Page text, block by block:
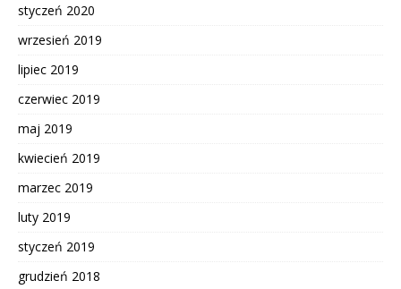
styczeń 2020
wrzesień 2019
lipiec 2019
czerwiec 2019
maj 2019
kwiecień 2019
marzec 2019
luty 2019
styczeń 2019
grudzień 2018